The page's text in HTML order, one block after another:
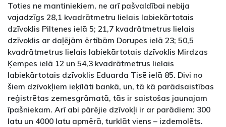
Toties ne mantiniekiem, ne arī pašvaldībai nebija
vajadzīgs 28,1 kvadrātmetru lielais labiekārtotais
dzīvoklis Piltenes ielā 5; 21,7 kvadrātmetrus lielais
dzīvoklis ar daļējām ērtībām Dorupes ielā 23; 50,5
kvadrātmetrus lielais labiekārtotais dzīvoklis Mirdzas
Ķempes ielā 12 un 54,3 kvadrātmetrus lielais
labiekārtotais dzīvoklis Eduarda Tisē ielā 85. Divi no
šiem dzīvokļiem ieķīlāti bankā, un, tā kā parādsaistības
reģistrētas zemesgrāmatā, tās ir saistošas jaunajam
īpašniekam. Arī abi pārējie dzīvokļi ir ar parādiem: 300
latu un 4000 latu apmērā, turklāt viens – izdemolēts.